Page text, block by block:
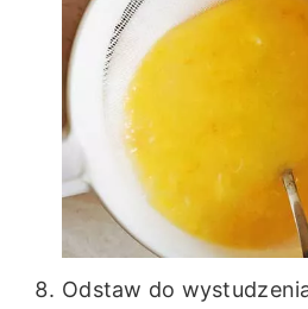
Odstaw do